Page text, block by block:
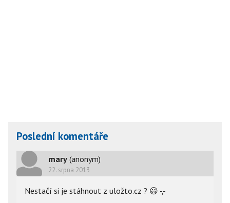
Poslední komentáře
mary (anonym)
22. srpna 2013
Nestačí si je stáhnout z uložto.cz ? 😃 -,-